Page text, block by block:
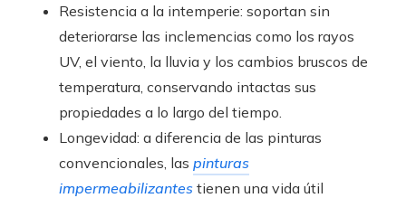
Resistencia a la intemperie: soportan sin
deteriorarse las inclemencias como los rayos
UV, el viento, la lluvia y los cambios bruscos de
temperatura, conservando intactas sus
propiedades a lo largo del tiempo.
Longevidad: a diferencia de las pinturas
convencionales, las pinturas
impermeabilizantes tienen una vida útil